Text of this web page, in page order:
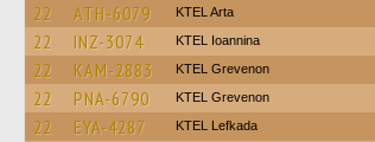
22 ATH-6079 KTEL Arta
22 INZ-3074 KTEL Ioannina
22 KAM-2883 ΚΤΕL Grevenon
22 PNA-6790 ΚΤΕL Grevenon
22 EYA-4287 KTEL Lefkada